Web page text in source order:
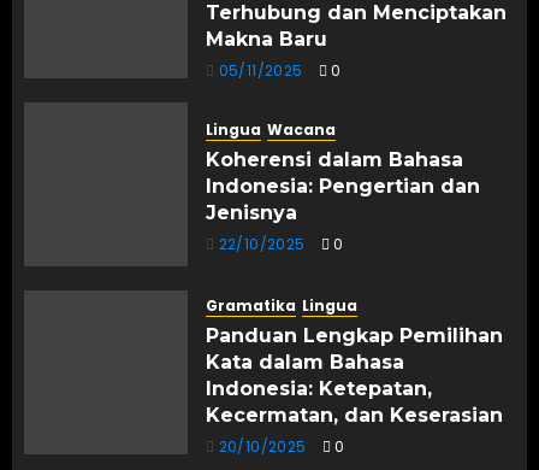
Terhubung dan Menciptakan
Makna Baru
05/11/2025 0
Lingua Wacana
Koherensi dalam Bahasa
Indonesia: Pengertian dan
Jenisnya
22/10/2025 0
Gramatika Lingua
Panduan Lengkap Pemilihan
Kata dalam Bahasa
Indonesia: Ketepatan,
Kecermatan, dan Keserasian
20/10/2025 0